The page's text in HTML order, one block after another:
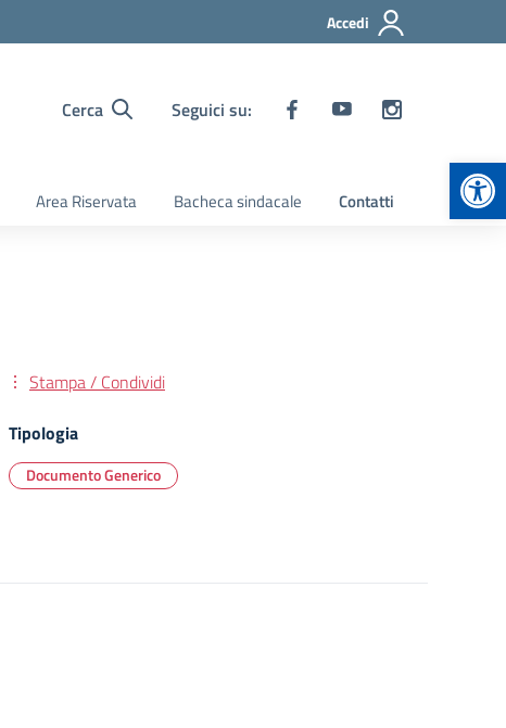
Accedi
Cerca Seguici su:
Area Riservata Bacheca sindacale Contatti
Stampa / Condividi
Tipologia
Documento Generico